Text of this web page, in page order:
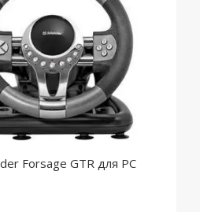
Forsage GTR для PC